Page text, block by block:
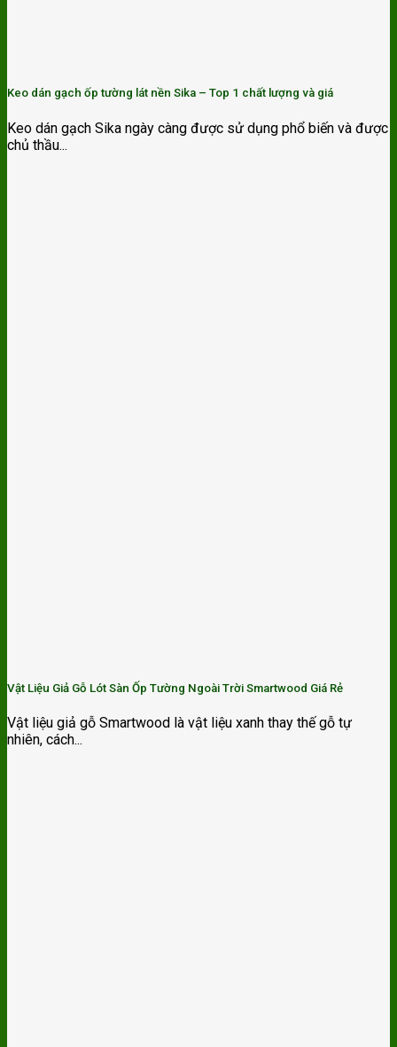
Keo dán gạch ốp tường lát nền Sika – Top 1 chất lượng và giá
Keo dán gạch Sika ngày càng được sử dụng phổ biến và được
chủ thầu...
Vật Liệu Giả Gỗ Lót Sàn Ốp Tường Ngoài Trời Smartwood Giá Rẻ
Vật liệu giả gỗ Smartwood là vật liệu xanh thay thế gỗ tự
nhiên, cách...